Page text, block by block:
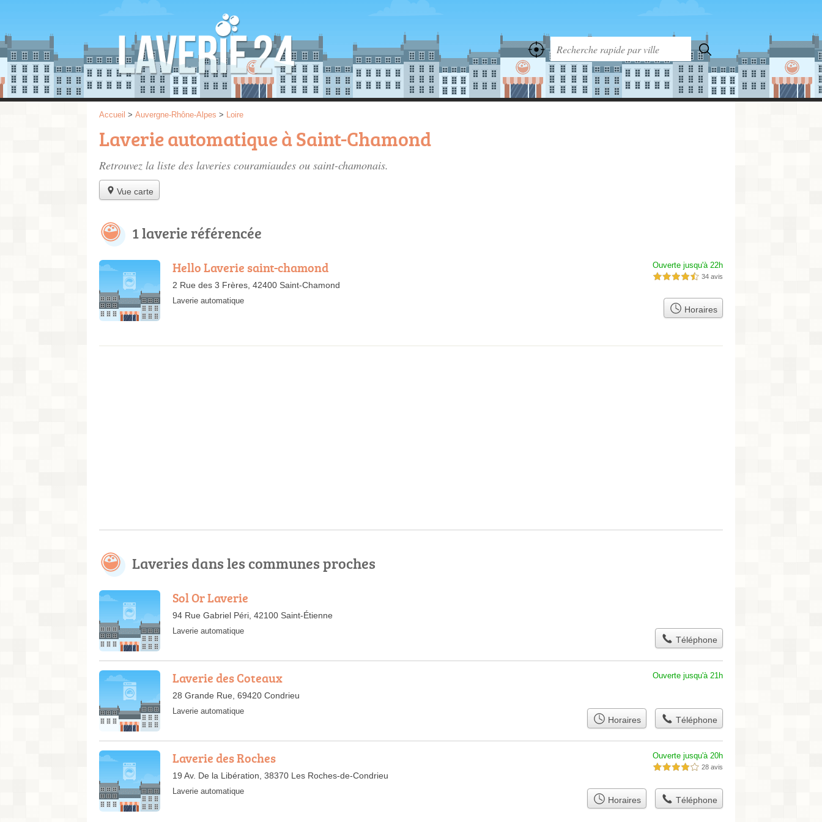
Accueil > Auvergne-Rhône-Alpes > Loire
Laverie automatique à Saint-Chamond
Retrouvez la liste des laveries couramiaudes ou saint-chamonais.
Vue carte
1 laverie référencée
Hello Laverie saint-chamond
2 Rue des 3 Frères, 42400 Saint-Chamond
Ouverte jusqu'à 22h
4,5 étoiles sur 5 34 avis
Laverie automatique
Horaires
Laveries dans les communes proches
Sol Or Laverie
94 Rue Gabriel Péri, 42100 Saint-Étienne
Laverie automatique
Téléphone
Laverie des Coteaux
28 Grande Rue, 69420 Condrieu
Ouverte jusqu'à 21h
Laverie automatique
Horaires Téléphone
Laverie des Roches
19 Av. De la Libération, 38370 Les Roches-de-Condrieu
Ouverte jusqu'à 20h
4,0 étoiles sur 5 28 avis
Laverie automatique
Horaires Téléphone